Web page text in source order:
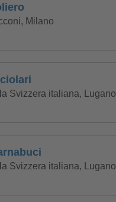
Milano
Svizzera italiana, Lugano
Svizzera italiana, Lugano